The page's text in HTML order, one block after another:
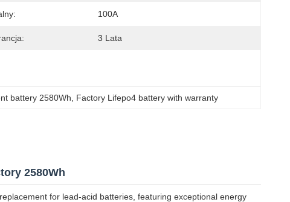
100A
3 Lata
battery 2580Wh Factory Lifepo4 battery with warranty
2580Wh
for lead-acid batteries, featuring exceptional energy